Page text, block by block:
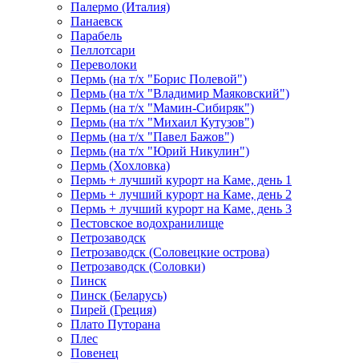
Палермо (Италия)
Панаевск
Парабель
Пеллотсари
Переволоки
Пермь (на т/х "Борис Полевой")
Пермь (на т/х "Владимир Маяковский")
Пермь (на т/х "Мамин-Сибиряк")
Пермь (на т/х "Михаил Кутузов")
Пермь (на т/х "Павел Бажов")
Пермь (на т/х "Юрий Никулин")
Пермь (Хохловка)
Пермь + лучший курорт на Каме, день 1
Пермь + лучший курорт на Каме, день 2
Пермь + лучший курорт на Каме, день 3
Пестовское водохранилище
Петрозаводск
Петрозаводск (Соловецкие острова)
Петрозаводск (Соловки)
Пинск
Пинск (Беларусь)
Пирей (Греция)
Плато Путорана
Плес
Повенец